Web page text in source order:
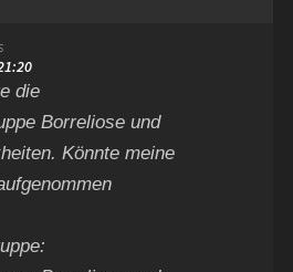
die
Borreliose und
Könnte meine